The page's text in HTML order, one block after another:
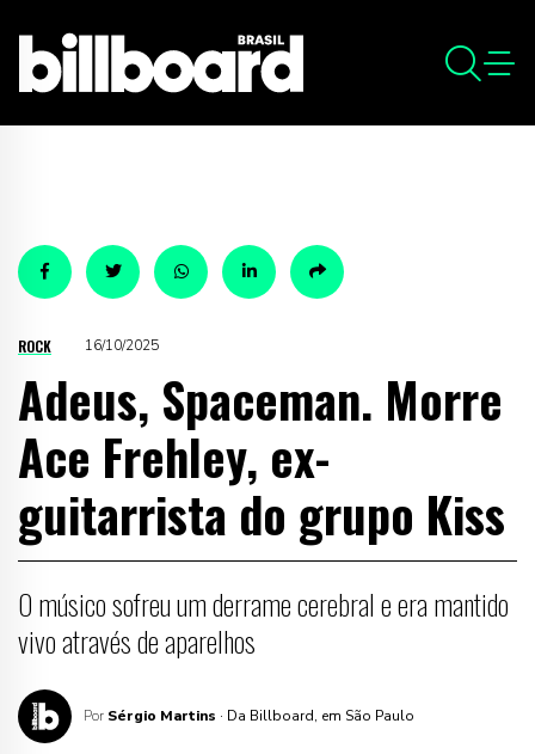
ROCK 16/10/2025
Adeus, Spaceman. Morre
Ace Frehley, ex-
guitarrista do grupo Kiss
O músico sofreu um derrame cerebral e era mantido
vivo através de aparelhos
Por Sérgio Martins · Da Billboard, em São Paulo